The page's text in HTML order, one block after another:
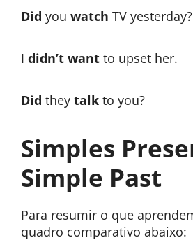
Did you watch TV yesterday?
I didn’t want to upset her.
Did they talk to you?
Simples
Simple Past
Para resumir o que
quadro comparativo abaixo: